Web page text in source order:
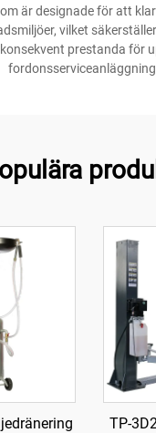
är designade för att
vilket
prestanda för
TP-